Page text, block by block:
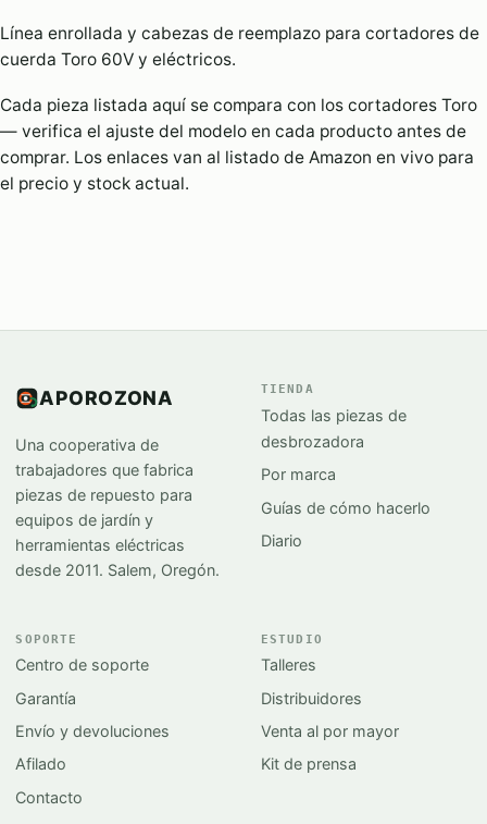
Línea enrollada y cabezas de reemplazo para cortadores de
cuerda Toro 60V y eléctricos.
Cada pieza listada aquí se compara con los cortadores Toro
— verifica el ajuste del modelo en cada producto antes de
comprar. Los enlaces van al listado de Amazon en vivo para
el precio y stock actual.
APOROZONA
Una cooperativa de
trabajadores que fabrica
piezas de repuesto para
equipos de jardín y
herramientas eléctricas
desde 2011. Salem, Oregón.
TIENDA
Todas las piezas de
desbrozadora
Por marca
Guías de cómo hacerlo
Diario
SOPORTE
Centro de soporte
Garantía
Envío y devoluciones
Afilado
Contacto
ESTUDIO
Talleres
Distribuidores
Venta al por mayor
Kit de prensa